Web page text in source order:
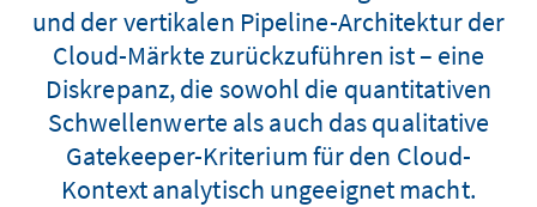
und der vertikalen Pipeline-Architektur der
Cloud-Märkte zurückzuführen ist – eine
Diskrepanz, die sowohl die quantitativen
Schwellenwerte als auch das qualitative
Gatekeeper-Kriterium für den Cloud-
Kontext analytisch ungeeignet macht.